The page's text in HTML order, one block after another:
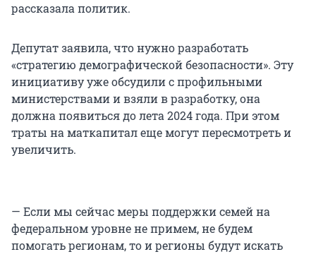
рассказала политик.
Депутат заявила, что нужно разработать
«стратегию демографической безопасности». Эту
инициативу уже обсудили с профильными
министерствами и взяли в разработку, она
должна появиться до лета 2024 года. При этом
траты на маткапитал еще могут пересмотреть и
увеличить.
— Если мы сейчас меры поддержки семей на
федеральном уровне не примем, не будем
помогать регионам, то и регионы будут искать